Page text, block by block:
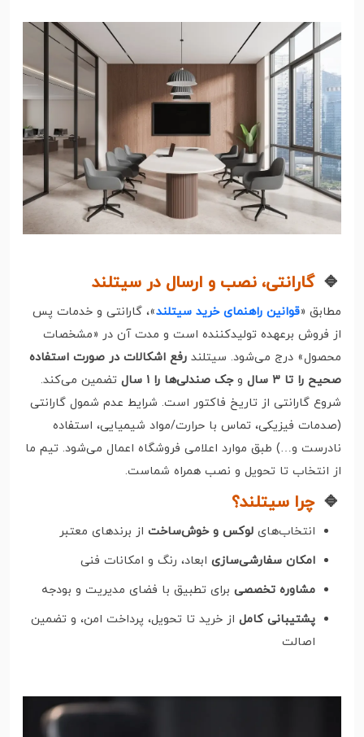
🔹گارانتی، نصب و ارسال در سیتلند
مطابق «قوانین راهنمای خرید سیتلند»، گارانتی و خدمات پس
از فروش برعهده تولیدکننده است و مدت آن در «مشخصات
محصول» درج می‌شود. سیتلند رفع اشکالات در صورت استفاده
صحیح را تا ۳ سال
وجک صندلی‌ها را ۱ سال
تضمین می‌کند.
شروع گارانتی از تاریخ فاکتور است. شرایط عدم شمول گارانتی
(صدمات فیزیکی، تماس با حرارت/مواد شیمیایی، استفاده
نادرست و…) طبق موارد اعلامی فروشگاه اعمال می‌شود. تیم ما
از انتخاب تا تحویل و نصب همراه شماست.
🔹چرا سیتلند؟
انتخاب‌های لوکس و خوش‌ساخت از برندهای معتبر
امکان سفارشی‌سازی ابعاد، رنگ و امکانات فنی
مشاوره تخصصی برای تطبیق با فضای مدیریت و بودجه
پشتیبانی کامل از خرید تا تحویل، پرداخت امن، و تضمین
اصالت